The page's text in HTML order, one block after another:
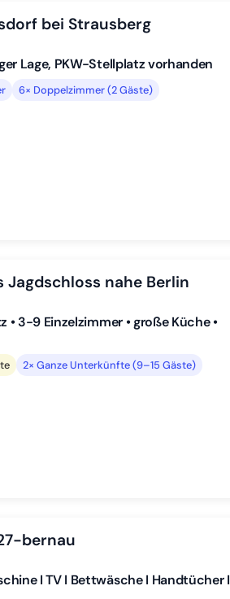
bei Strausberg
Lage, PKW-Stellplatz vorhanden
6× Doppelzimmer (2 Gäste)
nahe Berlin
• 3-9 Einzelzimmer • große Küche •
2× Ganze Unterkünfte (9–15 Gäste)
bernau
I TV I Bettwäsche I Handtücher I